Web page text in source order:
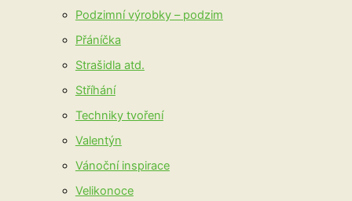
Podzimní výrobky – podzim
Přáníčka
Strašidla atd.
Stříhání
Techniky tvoření
Valentýn
Vánoční inspirace
Velikonoce